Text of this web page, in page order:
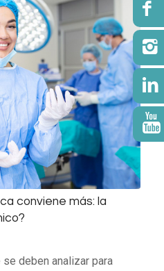
conviene más: la
deben analizar para